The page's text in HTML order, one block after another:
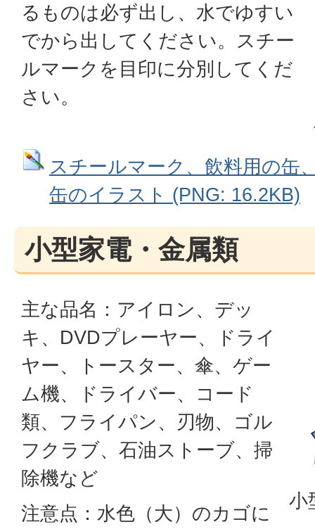
るものは必ず出し、水でゆすい
でから出してください。スチー
ルマークを目印に分別してくだ
さい。
スチールマーク、飲料用の缶
缶のイラスト (PNG: 16.2KB)
小型家電・金属類
小
主な品名：アイロン、デッ
キ、DVDプレーヤー、ドライ
ヤー、トースター、傘、ゲー
ム機、ドライバー、コード
類、フライパン、刃物、ゴル
フクラブ、石油ストーブ、掃
除機など
注意点：水色（大）のカゴに